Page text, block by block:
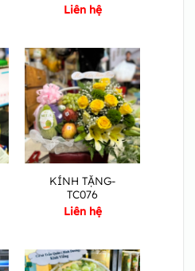
Liên hệ
KÍNH TẶNG-
TC076
Liên hệ